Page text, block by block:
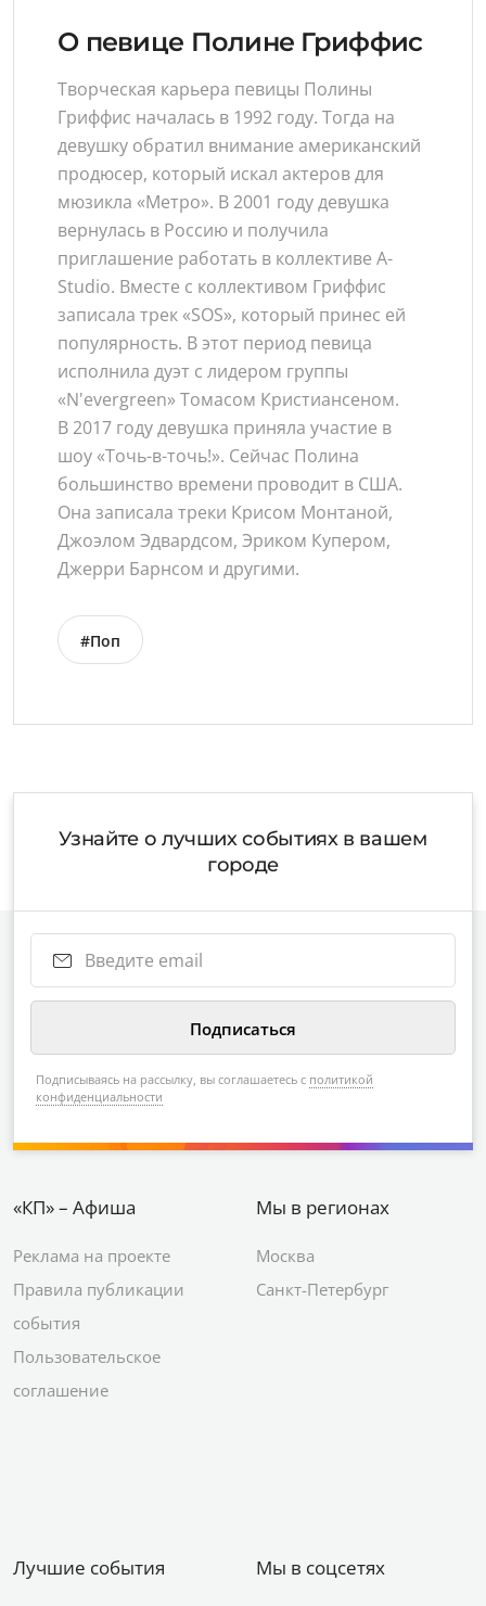
О певице Полине Гриффис
Творческая карьера певицы Полины
Гриффис началась в 1992 году. Тогда на
девушку обратил внимание американский
продюсер, который искал актеров для
мюзикла «Метро». В 2001 году девушка
вернулась в Россию и получила
приглашение работать в коллективе A-
Studio. Вместе с коллективом Гриффис
записала трек «SOS», который принес ей
популярность. В этот период певица
исполнила дуэт с лидером группы
«N'evergreen» Томасом Кристиансеном.
В 2017 году девушка приняла участие в
шоу «Точь-в-точь!». Сейчас Полина
большинство времени проводит в США.
Она записала треки Крисом Монтаной,
Джоэлом Эдвардсом, Эриком Купером,
Джерри Барнсом и другими.
#Поп
Узнайте о лучших событиях в вашем
городе
Подписываясь на рассылку, вы соглашаетесь с политикой
конфиденциальности
«КП» – Афиша
Реклама на проекте
Правила публикации
события
Пользовательское
соглашение
Мы в регионах
Москва
Санкт-Петербург
Лучшие события Мы в соцсетях